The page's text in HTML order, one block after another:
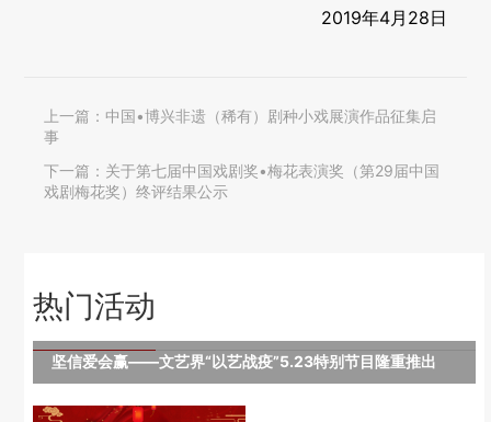
2019年4月28日
上一篇： 中国•博兴非遗（稀有）剧种小戏展演作品征集启
事
下一篇： 关于第七届中国戏剧奖•梅花表演奖（第29届中国
戏剧梅花奖）终评结果公示
热门活动
坚信爱会赢——文艺界“以艺战疫”5.23特别节目隆重推出